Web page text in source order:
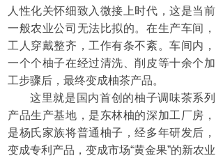
人性化关怀细致入微接上时代，这是当前
一般农业公司无法比拟的。在生产车间，
工人穿戴整齐，工作有条不紊。车间内，
一个个柚子在经过清洗、削皮等十余个加
工步骤后，最终变成柚茶产品。
这里就是国内首创的柚子调味茶系列
产品生产基地，是东林柚的深加工厂房，
是杨氏家族将普通柚子，经多年研发后，
变成专利产品，变成市场“黄金果”的新农业